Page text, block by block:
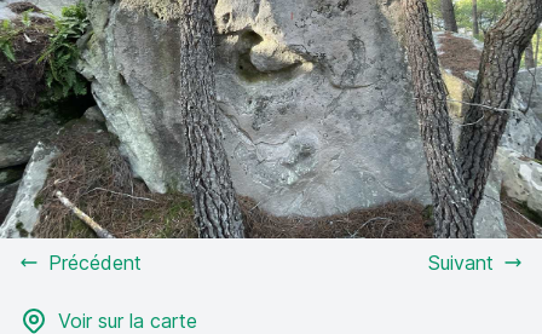
Précédent Suivant
Voir sur la carte